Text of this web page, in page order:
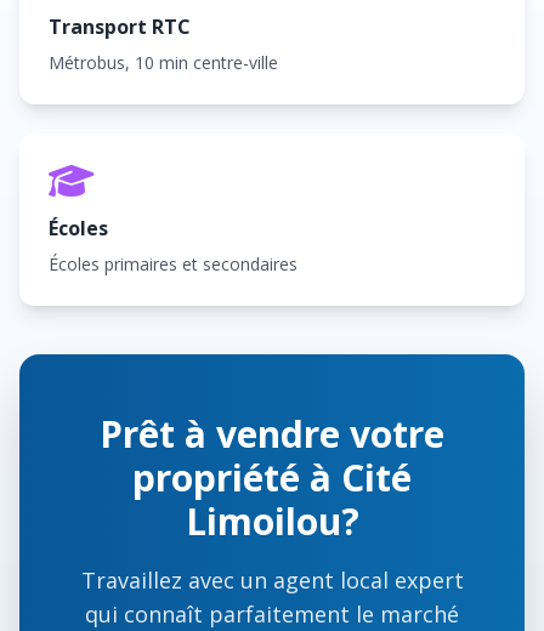
Transport RTC
Métrobus, 10 min centre-ville
Écoles
Écoles primaires et secondaires
Prêt à vendre votre
propriété à Cité
Limoilou?
Travaillez avec un agent local expert
qui connaît parfaitement le marché